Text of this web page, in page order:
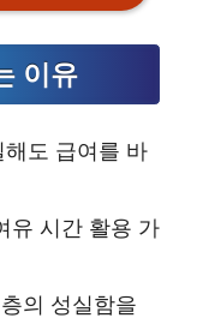
이유
해도 급여를 바
유 시간 활용 가
의 성실함을